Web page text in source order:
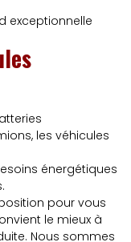
exceptionnelle
les véhicules
énergétiques
pour vous
le mieux à
Nous sommes